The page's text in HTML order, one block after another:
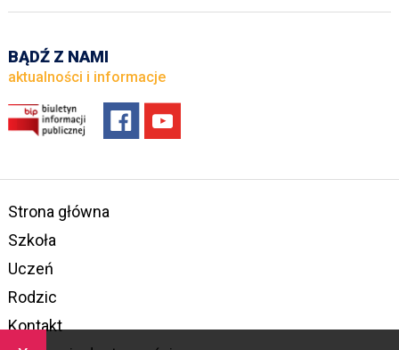
BĄDŹ Z NAMI
aktualności i informacje
Strona główna
Szkoła
Uczeń
Rodzic
Kontakt